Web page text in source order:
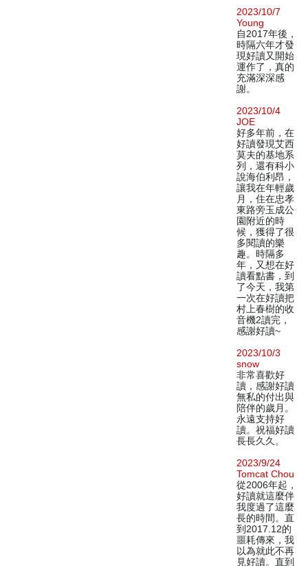
2023/10/7
Young
自2017年後，
時隔六年才發
現好讀又開始
運作了，真的
充滿深深感
謝。
2023/10/4
JOE
好多年前，在
好讀發現艾西
莫夫的基地系
列，還有科小
說海伯利昂，
讓我在年輕歲
月，住在忠孝
東路旁玉成公
園附近的時
候，獲得了很
多閱讀的樂
趣。時隔多
年，又想在好
讀看點書，到
了今天，我第
一次在好讀把
村上春樹的收
音機2讀完，
感謝好讀~
2023/10/3
snow
非常喜歡好
讀，感謝好讀
無私的付出與
陪伴的歲月。
永遠支持好
讀。祝福好讀
長長久久。
2023/9/24
Tomcat Chou
從2006年起，
好讀就這麼伴
我度過了這麼
長的時間。直
到2017.12的
噩耗傳來，我
以為就此不再
見好讀。直到